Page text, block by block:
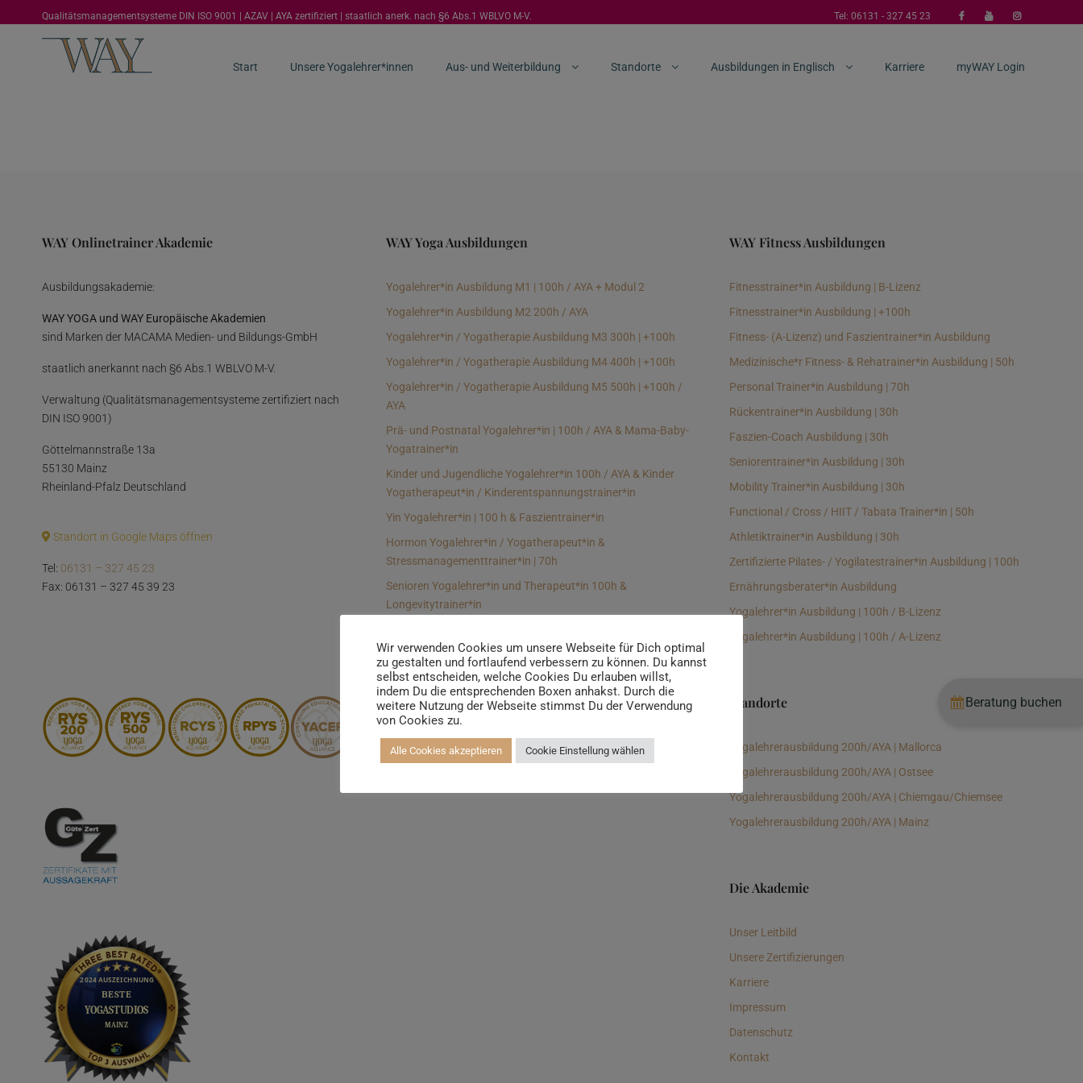
Qualitätsmanagementsysteme DIN ISO 9001 | AZAV | AYA zertifiziert | staatlich anerk. nach §6 Abs.1 WBLVO M-V. Tel: 06131 - 327 45 23
Start Unsere Yogalehrer*innen Aus- und Weiterbildung Standorte Ausbildungen in Englisch Karriere myWAY Login
WAY Onlinetrainer Akademie
Ausbildungsakademie:
WAY YOGA und WAY Europäische Akademien
sind Marken der MACAMA Medien- und Bildungs-GmbH
staatlich anerkannt nach §6 Abs.1 WBLVO M-V.
Verwaltung (Qualitätsmanagementsysteme zertifiziert nach
DIN ISO 9001)
Göttelmannstraße 13a
55130 Mainz
Rheinland-Pfalz Deutschland
Standort in Google Maps öffnen
Tel: 06131 – 327 45 23
Fax: 06131 – 327 45 39 23
WAY Yoga Ausbildungen
Yogalehrer*in Ausbildung M1 | 100h / AYA + Modul 2
Yogalehrer*in Ausbildung M2 200h / AYA
Yogalehrer*in / Yogatherapie Ausbildung M3 300h | +100h
Yogalehrer*in / Yogatherapie Ausbildung M4 400h | +100h
Yogalehrer*in / Yogatherapie Ausbildung M5 500h | +100h /
AYA
Prä- und Postnatal Yogalehrer*in | 100h / AYA & Mama-Baby-
Yogatrainer*in
Kinder und Jugendliche Yogalehrer*in 100h / AYA & Kinder
Yogatherapeut*in / Kinderentspannungstrainer*in
Yin Yogalehrer*in | 100 h & Faszientrainer*in
Hormon Yogalehrer*in / Yogatherapeut*in &
Stressmanagementtrainer*in | 70h
Senioren Yogalehrer*in und Therapeut*in 100h &
Longevitytrainer*in
Meditationsleiter*in | 50h & Achtsamkeitstrainer*in
Yoga Alignmenttrainer*in | 40h
Yoga Hilfsmitteltrainer*in Ausbildung | 10 h
WAY Fitness Ausbildungen
Fitnesstrainer*in Ausbildung | B-Lizenz
Fitnesstrainer*in Ausbildung | +100h
Fitness- (A-Lizenz) und Faszientrainer*in Ausbildung
Medizinische*r Fitness- & Rehatrainer*in Ausbildung | 50h
Personal Trainer*in Ausbildung | 70h
Rückentrainer*in Ausbildung | 30h
Faszien-Coach Ausbildung | 30h
Seniorentrainer*in Ausbildung | 30h
Mobility Trainer*in Ausbildung | 30h
Functional / Cross / HIIT / Tabata Trainer*in | 50h
Athletiktrainer*in Ausbildung | 30h
Zertifizierte Pilates- / Yogilatestrainer*in Ausbildung | 100h
Ernährungsberater*in Ausbildung
Yogalehrer*in Ausbildung | 100h / B-Lizenz
Yogalehrer*in Ausbildung | 100h / A-Lizenz
Standorte
Yogalehrerausbildung 200h/AYA | Mallorca
Yogalehrerausbildung 200h/AYA | Ostsee
Yogalehrerausbildung 200h/AYA | Chiemgau/Chiemsee
Yogalehrerausbildung 200h/AYA | Mainz
Die Akademie
Unser Leitbild
Unsere Zertifizierungen
Karriere
Impressum
Datenschutz
Kontakt
Wir verwenden Cookies um unsere Webseite für Dich optimal
zu gestalten und fortlaufend verbessern zu können. Du kannst
selbst entscheiden, welche Cookies Du erlauben willst,
indem Du die entsprechenden Boxen anhakst. Durch die
weitere Nutzung der Webseite stimmst Du der Verwendung
von Cookies zu.
Alle Cookies akzeptieren Cookie Einstellung wählen
Beratung buchen